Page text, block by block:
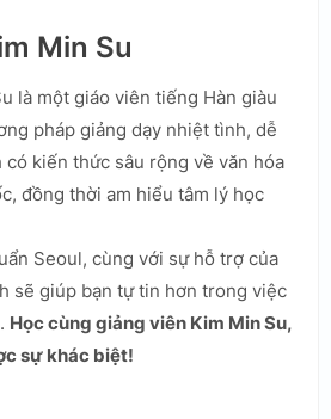
Min Su
là một giáo viên tiếng Hàn giàu
pháp giảng dạy nhiệt tình, dễ
có kiến thức sâu rộng về văn hóa
đồng thời am hiểu tâm lý học
Seoul, cùng với sự hỗ trợ của
sẽ giúp bạn tự tin hơn trong việc
Học cùng giảng viên Kim Min Su,
sự khác biệt!